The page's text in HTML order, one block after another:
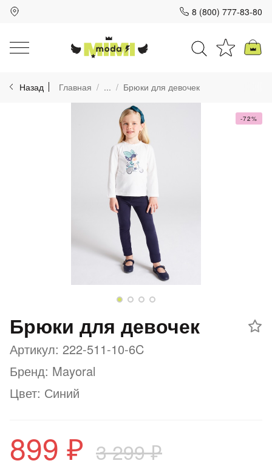
8 (800) 777-83-80
Назад Главная ... Брюки для девочек
-72%
Брюки для девочек
Артикул: 222-511-10-6C
Бренд: Mayoral
Цвет: Синий
899 ₽ 3 299 ₽
Для клиентов всех банков
Разбейте
на части
без переплат
Добавляйте товары
Оплачивайте сегодня только
25% картой любого банка
Оставшиеся75% будут